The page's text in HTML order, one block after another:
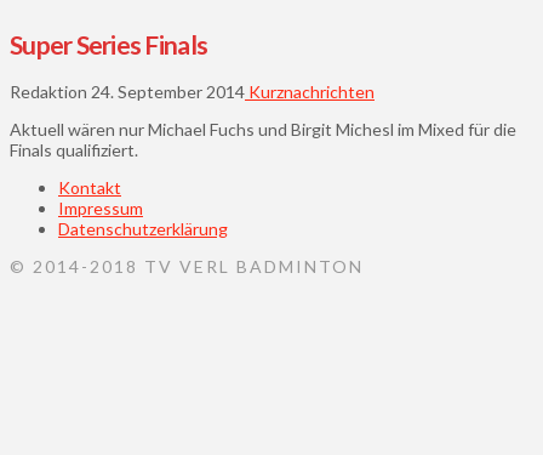
Super Series Finals
Redaktion 24. September 2014 Kurznachrichten
Aktuell wären nur Michael Fuchs und Birgit Michesl im Mixed für die
Finals qualifiziert.
Kontakt
Impressum
Datenschutzerklärung
© 2014-2018 TV VERL BADMINTON